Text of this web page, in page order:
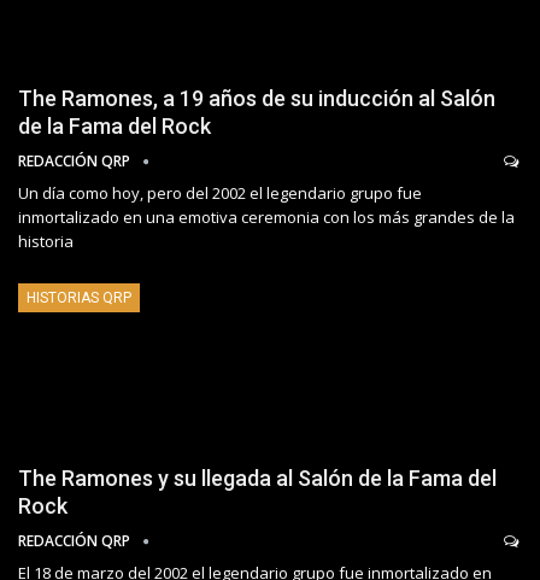
The Ramones, a 19 años de su inducción al Salón
de la Fama del Rock
REDACCIÓN QRP
Un día como hoy, pero del 2002 el legendario grupo fue
inmortalizado en una emotiva ceremonia con los más grandes de la
historia
HISTORIAS QRP
The Ramones y su llegada al Salón de la Fama del
Rock
REDACCIÓN QRP
El 18 de marzo del 2002 el legendario grupo fue inmortalizado en